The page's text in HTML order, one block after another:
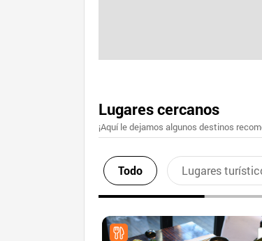
Lugares cercanos
¡Aquí le dejamos algunos destinos
Todo Lugares